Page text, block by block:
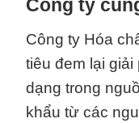
Công ty
Công ty Hóa
tiêu đem lại
dạng trong
khẩu từ các